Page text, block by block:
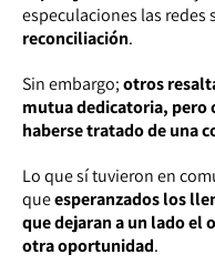
especulaciones las redes
reconciliación.
Sin embargo;otros
mutua dedicatoria, pero
haberse tratado de una
Lo que sí tuvieron en
queesperanzados los
que dejaran a un lado el
otra oportunidad.